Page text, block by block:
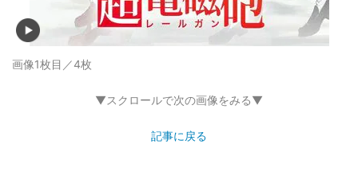
画像1枚目／4枚
▼スクロールで次の画像をみる▼
記事に戻る